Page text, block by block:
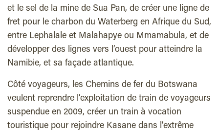
et le sel de la mine de Sua Pan, de créer une ligne de
fret pour le charbon du Waterberg en Afrique du Sud,
entre Lephalale et Malahapye ou Mmamabula, et de
développer des lignes vers l’ouest pour atteindre la
Namibie, et sa façade atlantique.
Côté voyageurs, les Chemins de fer du Botswana
veulent reprendre l’exploitation de train de voyageurs
suspendue en 2009, créer un train à vocation
touristique pour rejoindre Kasane dans l’extrême